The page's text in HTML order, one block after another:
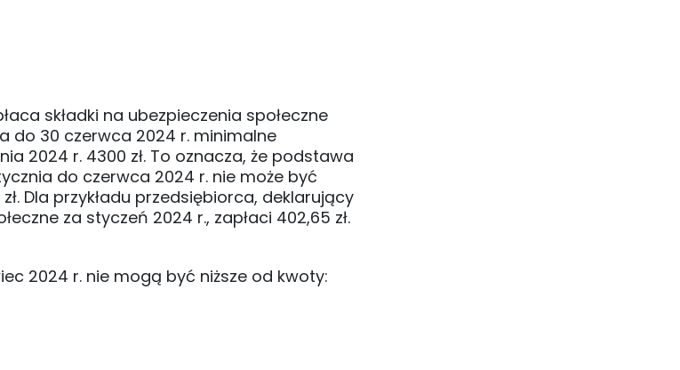
składki na ubezpieczenia społeczne
do 30 czerwca 2024 r. minimalne
2024 r. 4300 zł. To oznacza, że podstawa
do czerwca 2024 r. nie może być
Dla przykładu przedsiębiorca, deklarujący
za styczeń 2024 r., zapłaci 402,65 zł.
2024 r. nie mogą być niższe od kwoty: